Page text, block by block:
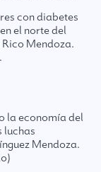
con diabetes
el norte del
Mendoza.
la economía del
luchas
Mendoza.